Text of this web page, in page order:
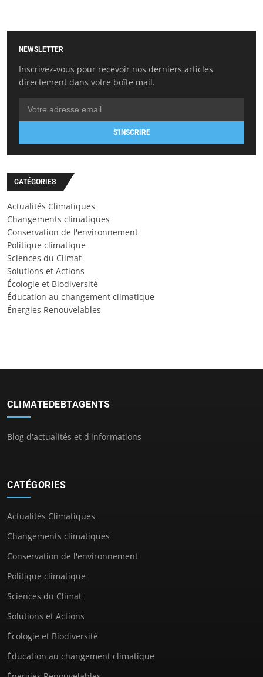
NEWSLETTER
Inscrivez-vous pour recevoir nos derniers articles
directement dans votre boîte mail.
S'INSCRIRE
CATÉGORIES
Actualités Climatiques
Changements climatiques
Conservation de l'environnement
Politique climatique
Sciences du Climat
Solutions et Actions
Écologie et Biodiversité
Éducation au changement climatique
Énergies Renouvelables
CLIMATEDEBTAGENTS
Blog d'actualités et d'informations
CATÉGORIES
Actualités Climatiques
Changements climatiques
Conservation de l'environnement
Politique climatique
Sciences du Climat
Solutions et Actions
Écologie et Biodiversité
Éducation au changement climatique